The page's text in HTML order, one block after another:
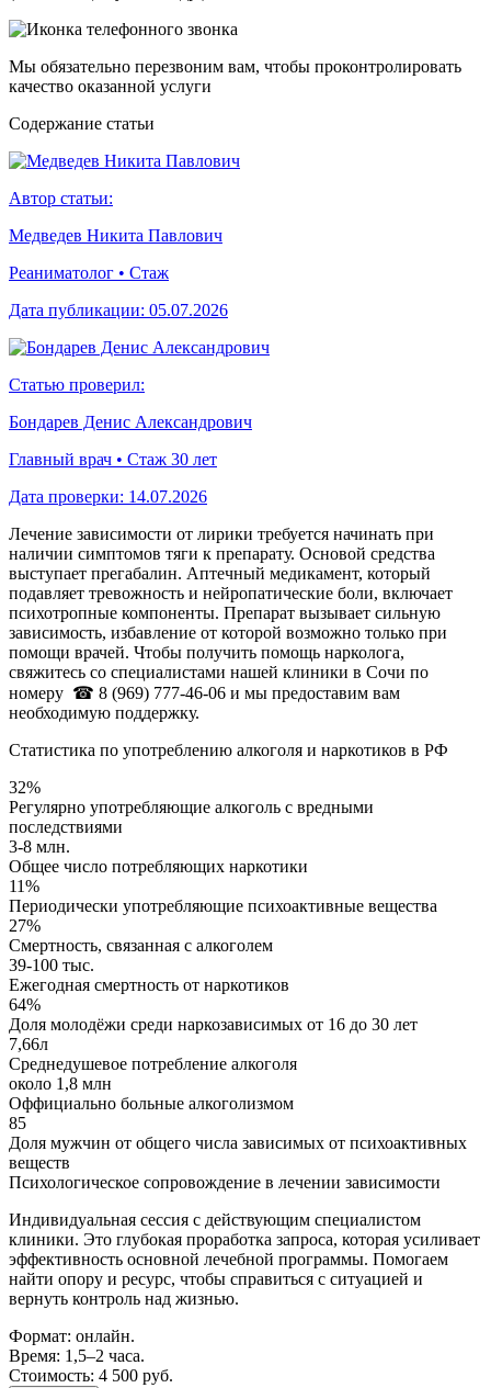
Мы обязательно перезвоним вам, чтобы проконтролировать
качество оказанной услуги
Cодержание статьи
Автор статьи:
Медведев Никита Павлович
Реаниматолог • Стаж
Дата публикации: 05.07.2026
Статью проверил:
Бондарев Денис Александрович
Главный врач • Стаж 30 лет
Дата проверки: 14.07.2026
Лечение зависимости от лирики требуется начинать при
наличии симптомов тяги к препарату. Основой средства
выступает прегабалин. Аптечный медикамент, который
подавляет тревожность и нейропатические боли, включает
психотропные компоненты. Препарат вызывает сильную
зависимость, избавление от которой возможно только при
помощи врачей. Чтобы получить помощь нарколога,
свяжитесь со специалистами нашей клиники в Сочи по
номеру ☎ 8 (969) 777-46-06 и мы предоставим вам
необходимую поддержку.
Статистика по употреблению алкоголя и наркотиков в РФ
32%
Регулярно употребляющие алкоголь с вредными
последствиями
3-8 млн.
Общее число потребляющих наркотики
11%
Периодически употребляющие психоактивные вещества
27%
Смертность, связанная с алкоголем
39-100 тыс.
Ежегодная смертность от наркотиков
64%
Доля молодёжи среди наркозависимых от 16 до 30 лет
7,66л
Среднедушевое потребление алкоголя
около 1,8 млн
Оффициально больные алкоголизмом
85
Доля мужчин от общего числа зависимых от психоактивных
веществ
Психологическое сопровождение в лечении зависимости
Индивидуальная сессия с действующим специалистом
клиники. Это глубокая проработка запроса, которая усиливает
эффективность основной лечебной программы. Помогаем
найти опору и ресурс, чтобы справиться с ситуацией и
вернуть контроль над жизнью.
Формат: онлайн.
Время: 1,5–2 часа.
Стоимость: 4 500 руб.